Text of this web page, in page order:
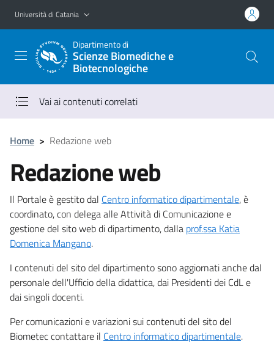
Vai al contenuto principale
Vai al menu di navigazione
Università di Catania
Dipartimento di
Scienze Biomediche e
Biotecnologiche
Vai ai contenuti correlati
Home > Redazione web
Redazione web
Il Portale è gestito dal Centro informatico dipartimentale, è
coordinato, con delega alle Attività di Comunicazione e
gestione del sito web di dipartimento, dalla prof.ssa Katia
Domenica Mangano.
I contenuti del sito del dipartimento sono aggiornati anche dal
personale dell'Ufficio della didattica, dai Presidenti dei CdL e
dai singoli docenti.
Per comunicazioni e variazioni sui contenuti del sito del
Biometec contattare il Centro informatico dipartimentale.